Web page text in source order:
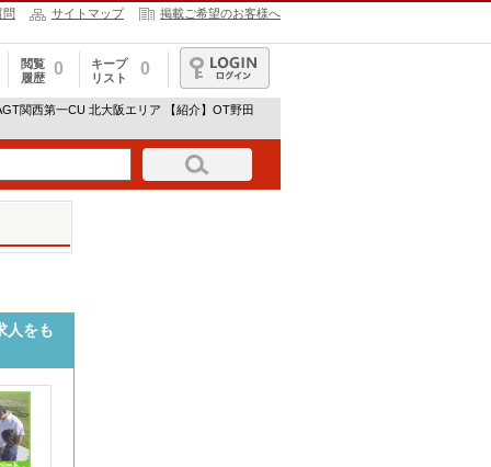
問 サイトマップ 掲載ご希望のお客様へ
閲覧
履歴
0
キープ
リスト
0
ログイン
関西第一CU 北大阪エリア 【紹介】OT野田
人をも